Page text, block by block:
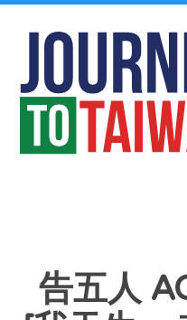
告五人